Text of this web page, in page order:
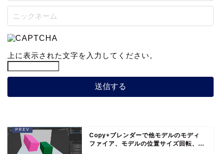
上に表示された文字を入力してください。
Copy+ブレンダーで他モデルのモディ
ファイア、モデルの位置サイズ回転、...